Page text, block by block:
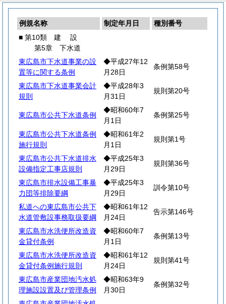
例規名称 制定年月日
種別番号
■ 第10類 建 設
第5章 下水道
東広島市下水道事業の設
置等に関する条例
◆平成27年12
月28日
条例第58号
東広島市下水道事業会計
規則
◆平成28年3
月31日
規則第20号
東広島市公共下水道条例
◆昭和60年7
月1日
条例第25号
東広島市公共下水道条例
施行規則
◆昭和61年2
月1日
規則第1号
東広島市公共下水道排水
設備指定工事店規則
◆平成25年3
月29日
規則第36号
東広島市排水設備工事暴
力団等排除要綱
◆平成25年3
月29日
訓令第10号
私道への東広島市公共下
水道管敷設事務取扱要綱
◆昭和61年12
月24日
告示第146号
東広島市水洗便所改造資
金貸付条例
◆昭和60年7
月1日
条例第13号
東広島市水洗便所改造資
金貸付条例施行規則
◆昭和61年12
月24日
規則第41号
東広島市産業団地汚水処
理施設設置及び管理条例
◆昭和63年9
月30日
条例第32号